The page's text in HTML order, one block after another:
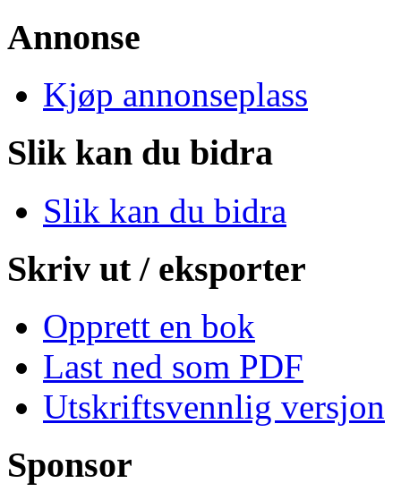
Annonse
Kjøp annonseplass
Slik kan du bidra
Slik kan du bidra
Skriv ut / eksporter
Opprett en bok
Last ned som PDF
Utskriftsvennlig versjon
Sponsor